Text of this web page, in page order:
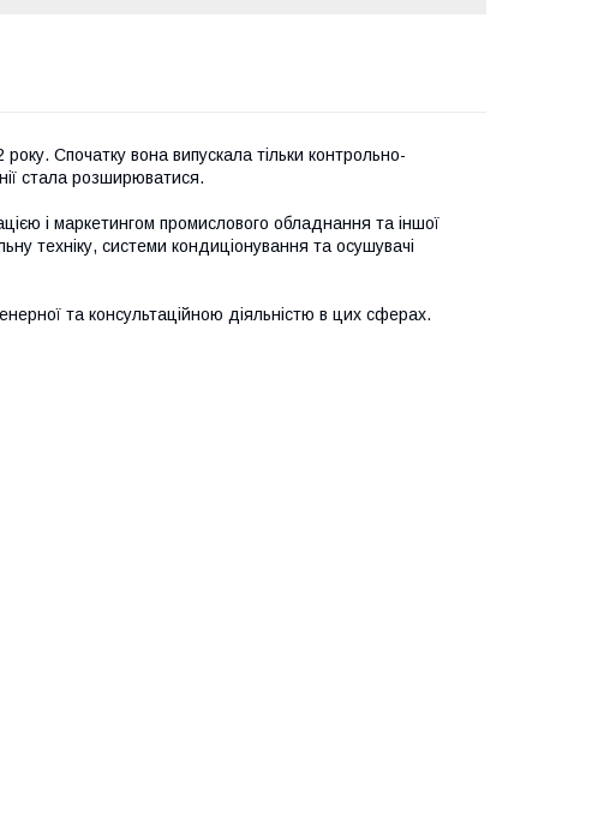
Спочатку вона випускала тільки контрольно-
стала розширюватися.
і маркетингом промислового обладнання та іншої
техніку, системи кондиціонування та осушувачі
та консультаційною діяльністю в цих сферах.